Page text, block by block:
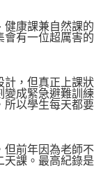
康課兼自然課的
會有一位超厲害的
，但真正上課狀
變成緊急避難訓練
所以學生每天都要
前年因為老師不
天課。最高紀錄是